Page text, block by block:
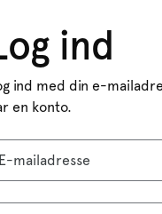
ind
ind med din e-
en konto.
mailadresse